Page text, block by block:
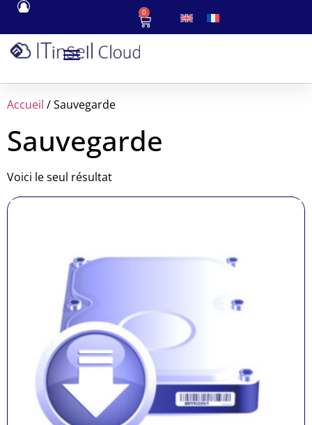
0
Accueil / Sauvegarde
Sauvegarde
Voici le seul résultat